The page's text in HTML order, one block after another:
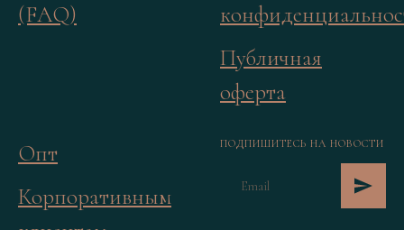
(FAQ)
Публичная
оферта
Опт
Корпоративным
ПОДПИШИТЕСЬ НА НОВОСТИ